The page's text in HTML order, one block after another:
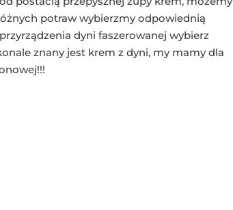
potraw wybierzmy odpowiednią
dyni faszerowanej wybierz
znany jest krem z dyni, my mamy dla